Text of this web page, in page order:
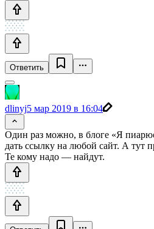
Ответить
dlinyj5 мар 2019 в 16:04
Один раз можно, в блоге «Я
дать ссылку на любой сайт. А тут
Те кому надо — найдут.